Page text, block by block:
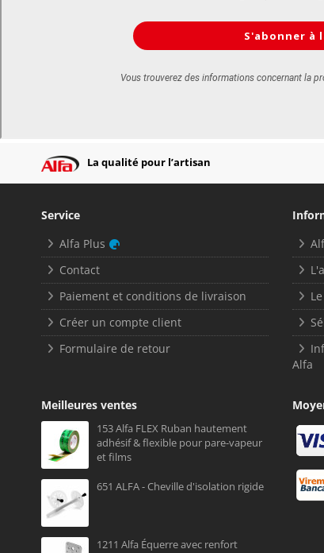
La qualité pour l’artisan
Service
Alfa Plus
Contact
Paiement et conditions de livraison
Créer un compte client
Formulaire de retour
Alfa
Meilleures ventes
153 Alfa FLEX Ruban hautement
adhésif & flexible pour pare-vapeur
et films
651 ALFA - Cheville d'isolation rigide
1211 Alfa Équerre avec renfort